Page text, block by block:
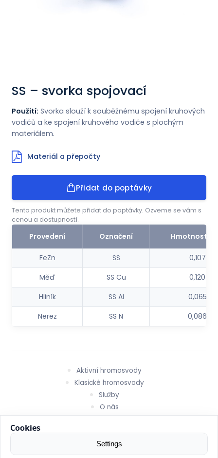
ENGLISH
SS – svorka spojovací
Použití: Svorka slouží k souběžnému spojení kruhových
vodičů a ke spojení kruhového vodiče s plochým
materiálem.
Materiál a přepočty
Přidat do poptávky
Tento produkt můžete přidat do poptávky. Ozveme se vám s
cenou a dostupností.
Provedení Označení Hmotnost
FeZn SS
0,107
Měď
SS Cu
0,120
Hliník
SS AI
0,065
Nerez
SS N 0,086
Aktivní hromosvody
Klasické hromosvody
Služby
O nás
Obchodní podmínky
Zásady ochrany osobních údajů